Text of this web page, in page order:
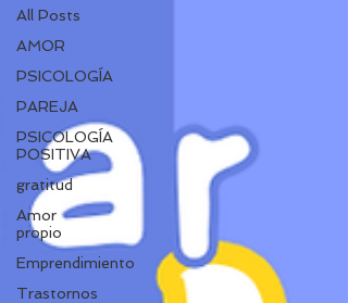
All Posts
AMOR
PSICOLOGÍA
PAREJA
PSICOLOGÍA
POSITIVA
gratitud
Amor
propio
Emprendimiento
Trastornos